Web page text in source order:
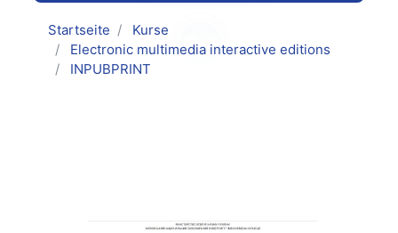
Startseite
Kurse
Electronic multimedia interactive editions
INPUBPRINT